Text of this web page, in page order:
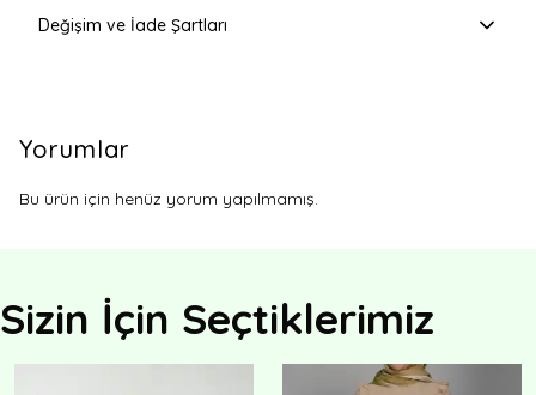
Değişim ve İade Şartları
Yorumlar
Bu ürün için henüz yorum yapılmamış.
Sizin İçin Seçtiklerimiz